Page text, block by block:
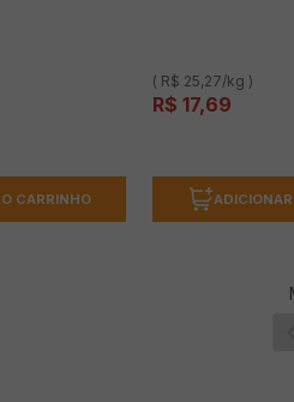
CARRINHO
( R$ 25,27/kg )
R$ 17,69